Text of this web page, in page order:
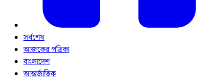
সর্বশেষ
আজকের পত্রিকা
বাংলাদেশ
আন্তর্জাতিক